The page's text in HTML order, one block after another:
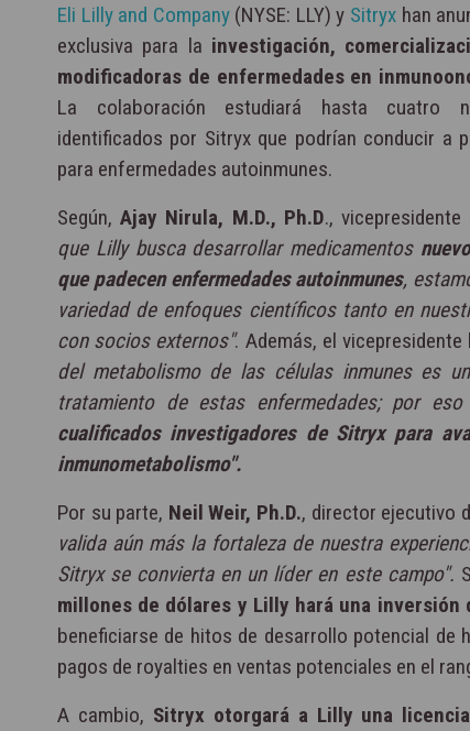
Eli Lilly and Company(NYSE: LLY) y Sitryxhan
exclusiva para la investigación,
modificadoras de enfermedades en
La colaboración estudiará hasta cuatro
identificados por Sitryx que podrían conducir a
para enfermedades autoinmunes.
Según, Ajay Nirula, M.D., Ph.D.,
que Lilly busca desarrollar medicamentos
que padecen enfermedades autoinmunes,
variedad de enfoques científicos tanto en
con socios externos". Además, el vicepresidente
del metabolismo de las células inmunes es
tratamiento de estas enfermedades; por eso
cualificados investigadores de Sitryx para
inmunometabolismo".
Por su parte, Neil Weir, Ph.D., director ejecutivo
valida aún más la fortaleza de nuestra
Sitryx se convierta en un líder en este campo".
millones de dólares y Lilly hará una
beneficiarse de hitos de desarrollo potencial
pagos de royalties en ventas potenciales en el
A cambio, Sitryx otorgará a Lilly una